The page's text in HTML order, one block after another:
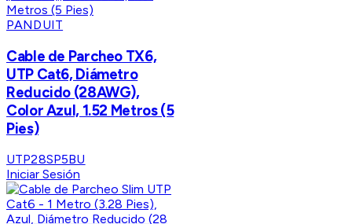
PANDUIT
Cable de Parcheo TX6,
UTP Cat6, Diámetro
Reducido (28AWG),
Color Azul, 1.52 Metros (5
Pies)
UTP28SP5BU
Iniciar Sesión